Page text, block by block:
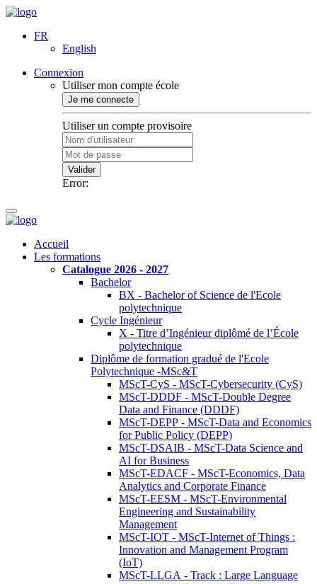
FR
English
Connexion
Utiliser mon compte école
Je me connecte
Utiliser un compte provisoire
Valider
Error:
Accueil
Les formations
Catalogue 2026 - 2027
Bachelor
BX - Bachelor of Science de l'Ecole
polytechnique
Cycle Ingénieur
X - Titre d’Ingénieur diplômé de l’École
polytechnique
Diplôme de formation gradué de l'Ecole
Polytechnique -MSc&T
MScT-CyS - MScT-Cybersecurity (CyS)
MScT-DDDF - MScT-Double Degree
Data and Finance (DDDF)
MScT-DEPP - MScT-Data and Economics
for Public Policy (DEPP)
MScT-DSAIB - MScT-Data Science and
AI for Business
MScT-EDACF - MScT-Economics, Data
Analytics and Corporate Finance
MScT-EESM - MScT-Environmental
Engineering and Sustainability
Management
MScT-IOT - MScT-Internet of Things :
Innovation and Management Program
(IoT)
MScT-LLGA - Track : Large Language